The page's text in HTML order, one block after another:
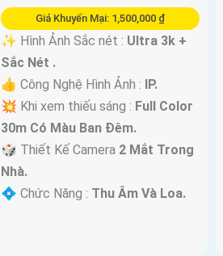
Giá Khuyến Mại: 1,500,000 ₫
✨ Hình Ảnh Sắc nét : Ultra 3k +
Sắc Nét .
👍 Công Nghệ Hình Ảnh : IP.
💥 Khi xem thiếu sáng : Full Color
30m Có Màu Ban Ðêm.
🎲 Thiết Kế Camera 2 Mắt Trong
Nhà.
️💠 Chức Năng : Thu Âm Và Loa.